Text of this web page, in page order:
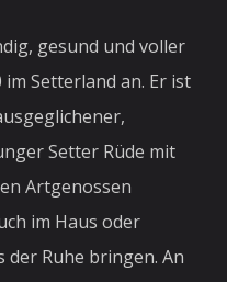
gesund und voller
Setterland an. Er ist
Setter Rüde mit
Artgenossen
im Haus oder
Ruhe bringen. An